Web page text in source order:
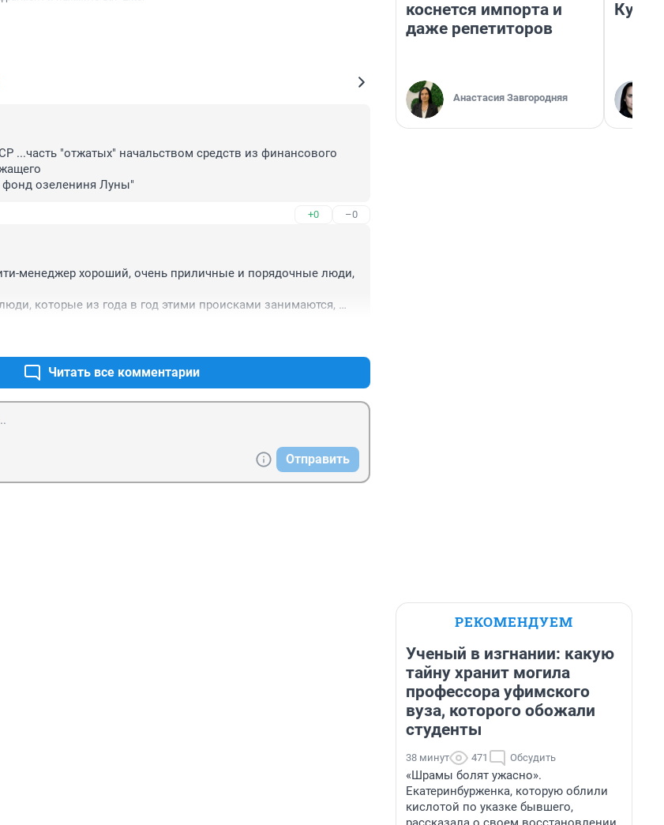
...часть "отжатых" начальством средств из финансового
озелениня Луны"
+0 –0
менеджер хороший, очень приличные и порядочные люди,
которые из года в год этими происками занимаются,
Читать все комментарии
Отправить
коснется импорта и
даже репетиторов
Анастасия Завгородняя
Кузи
РЕКОМЕНДУЕМ
Ученый в изгнании: какую
тайну хранит могила
профессора уфимского
вуза, которого обожали
студенты
38 минут 471 Обсудить
«Шрамы болят ужасно».
Екатеринбурженка, которую облили
кислотой по указке бывшего,